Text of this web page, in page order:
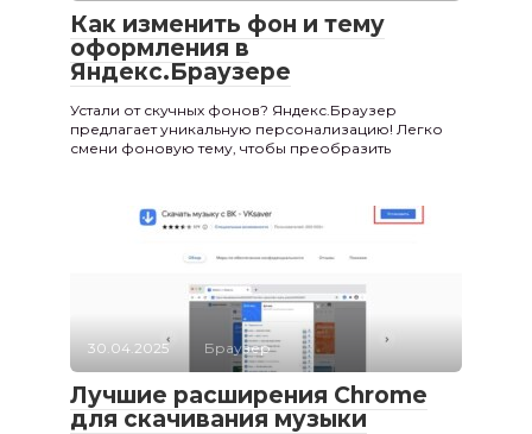
Как изменить фон и тему
оформления в
Яндекс.Браузере
Устали от скучных фонов? Яндекс.Браузер
предлагает уникальную персонализацию! Легко
смени фоновую тему, чтобы преобразить
30.04.2025 Браузер
Лучшие расширения Chrome
для скачивания музыки